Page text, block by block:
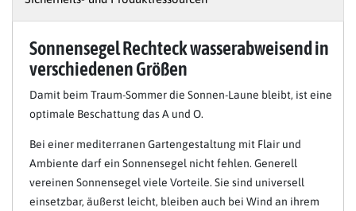
Sonnensegel Rechteck wasserabweisend in
verschiedenen Größen
Damit beim Traum-Sommer die Sonnen-Laune bleibt, ist eine
optimale Beschattung das A und O.
Bei einer mediterranen Gartengestaltung mit Flair und
Ambiente darf ein Sonnensegel nicht fehlen. Generell
vereinen Sonnensegel viele Vorteile. Sie sind universell
einsetzbar, äußerst leicht, bleiben auch bei Wind an ihrem